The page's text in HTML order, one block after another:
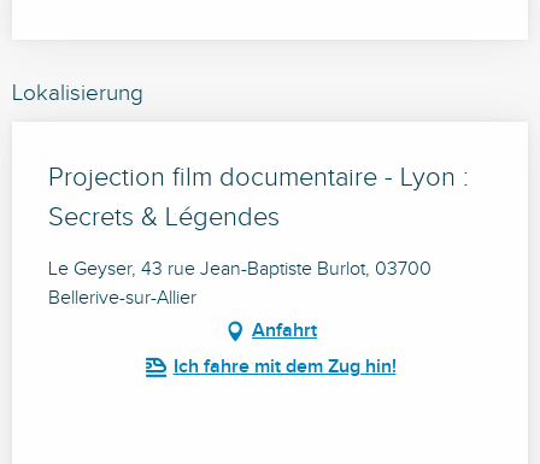
Lokalisierung
Projection film documentaire - Lyon :
Secrets & Légendes
Le Geyser, 43 rue Jean-Baptiste Burlot, 03700
Bellerive-sur-Allier
Anfahrt
Ich fahre mit dem Zug hin!